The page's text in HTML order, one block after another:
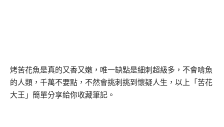
烤苦花魚是真的又香又嫩，唯一缺點是細刺超級多，不會啃魚
的人類，千萬不要點，不然會挑刺挑到懷疑人生，以上「苦花
大王」簡單分享給你收藏筆記。